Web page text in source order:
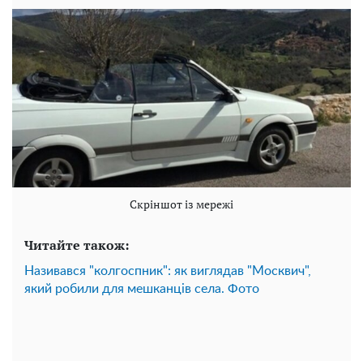
Скріншот із мережі
Читайте також:
Називався "колгоспник": як виглядав "Москвич",
який робили для мешканців села. Фото